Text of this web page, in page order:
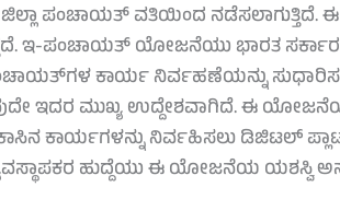
ಪಂಚಾಯತ್ ವತಿಯಿಂದ ನಡೆಸಲಾಗುತ್ತಿದೆ.
ಇ-ಪಂಚಾಯತ್ ಯೋಜನೆಯು ಭಾರತ
ಕಾರ್ಯ ನಿರ್ವಹಣೆಯನ್ನು
ಇದರ ಮುಖ್ಯ ಉದ್ದೇಶವಾಗಿದೆ. ಈ
ಕಾರ್ಯಗಳನ್ನು ನಿರ್ವಹಿಸಲು ಡಿಜಿಟಲ್
ಹುದ್ದೆಯು ಈ ಯೋಜನೆಯ ಯಶಸ್ವಿ